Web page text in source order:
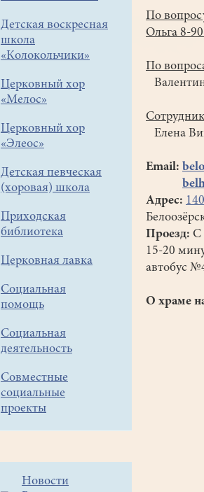
Детская воскресная
школа
«Колокольчики»
Церковный хор
«Мелос»
Церковный хор
«Элеос»
Детская певческая
(хоровая) школа
Приходская
библиотека
Церковная лавка
Социальная
помощь
Социальная
деятельность
Совместные
социальные
проекты
Дополнительное
Новости
По
Ольга 8-
По
Елена
Email:
Адрес:
Проезд: С
15-20
автобус
О храме